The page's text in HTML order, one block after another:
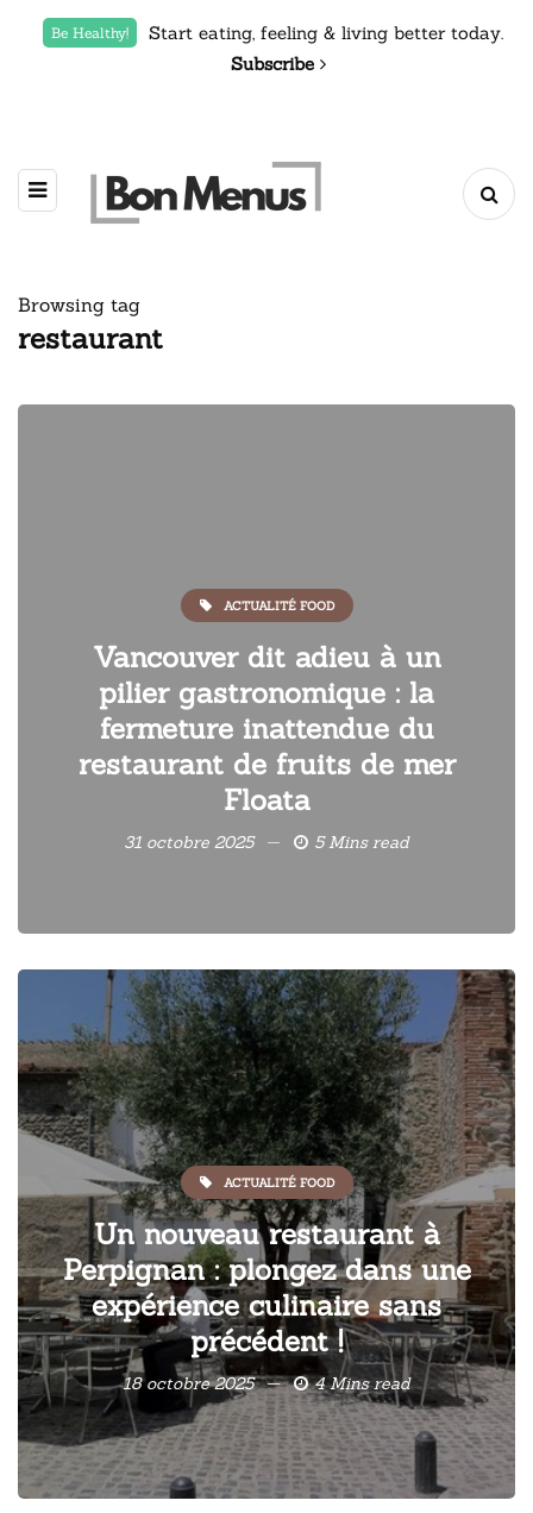
Be Healthy!
Start eating, feeling & living better today.
Subscribe
Browsing tag
restaurant
ACTUALITÉ FOOD
Vancouver dit adieu à un
pilier gastronomique : la
fermeture inattendue du
restaurant de fruits de mer
Floata
31 octobre 2025 5 Mins read
ACTUALITÉ FOOD
Un nouveau restaurant à
Perpignan : plongez dans une
expérience culinaire sans
précédent !
18 octobre 2025 4 Mins read